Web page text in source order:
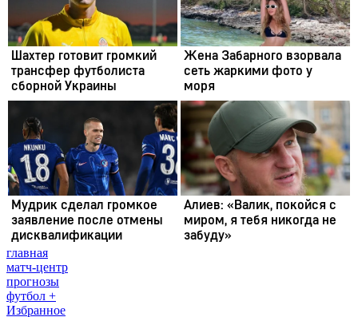
главная
матч-центр
прогнозы
футбол +
Избранное